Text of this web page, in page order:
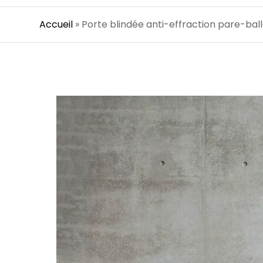
Accueil » Porte blindée anti-effraction pare-